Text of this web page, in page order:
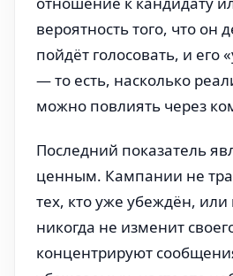
вероятность того, что он
пойдёт голосовать, и его
— то есть, насколько
можно повлиять через
Последний показатель
ценным. Кампании не
тех, кто уже убеждён, или
никогда не изменит
концентрируют